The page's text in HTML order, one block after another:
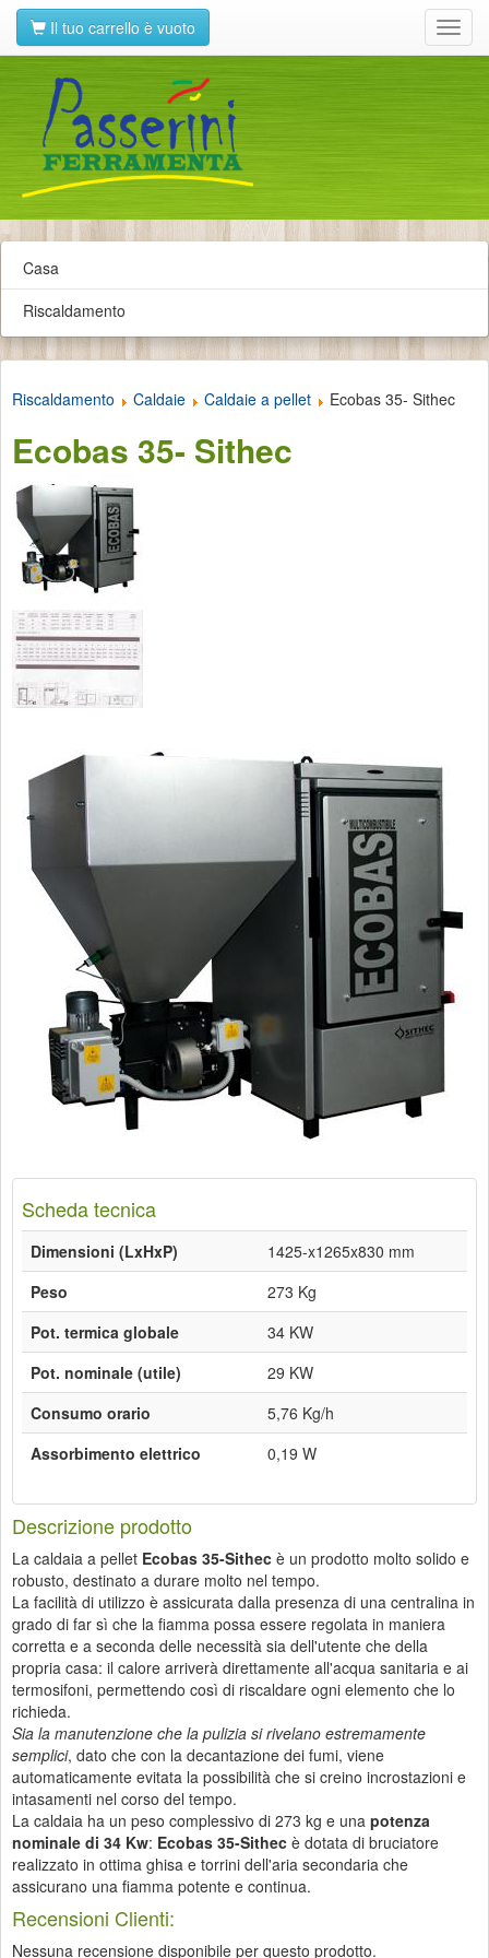
Il tuo carrello è vuoto
Casa
Riscaldamento
Riscaldamento Caldaie Caldaie a pellet Ecobas 35- Sithec
Ecobas 35- Sithec
Scheda tecnica
Dimensioni (LxHxP)
1425-x1265x830 mm
Peso
273 Kg
Pot. termica globale
34 KW
Pot. nominale (utile)
29 KW
Consumo orario
5,76 Kg/h
Assorbimento elettrico
0,19 W
Descrizione prodotto
La caldaia a pellet Ecobas 35-Sithec è un prodotto molto solido e
robusto, destinato a durare molto nel tempo.
La facilità di utilizzo è assicurata dalla presenza di una centralina in
grado di far sì che la fiamma possa essere regolata in maniera
corretta e a seconda delle necessità sia dell'utente che della
propria casa: il calore arriverà direttamente all'acqua sanitaria e ai
termosifoni, permettendo così di riscaldare ogni elemento che lo
richieda.
Sia la manutenzione che la pulizia si rivelano estremamente
semplici, dato che con la decantazione dei fumi, viene
automaticamente evitata la possibilità che si creino incrostazioni e
intasamenti nel corso del tempo.
La caldaia ha un peso complessivo di 273 kg e una potenza
nominale di 34 Kw: Ecobas 35-Sithec è dotata di bruciatore
realizzato in ottima ghisa e torrini dell'aria secondaria che
assicurano una fiamma potente e continua.
Recensioni Clienti:
Nessuna recensione disponibile per questo prodotto.